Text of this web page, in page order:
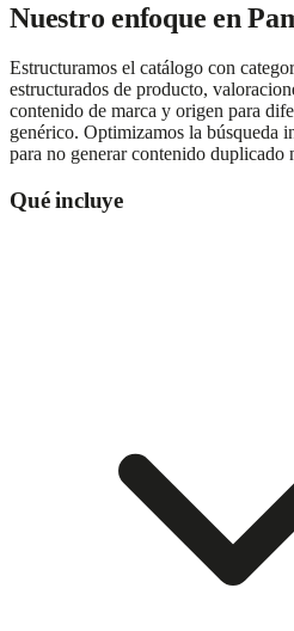
Nuestro enfoque en
Estructuramos el catálogo con
estructurados de producto,
contenido de marca y origen para
genérico. Optimizamos la búsqueda
para no generar contenido duplicado
Qué incluye